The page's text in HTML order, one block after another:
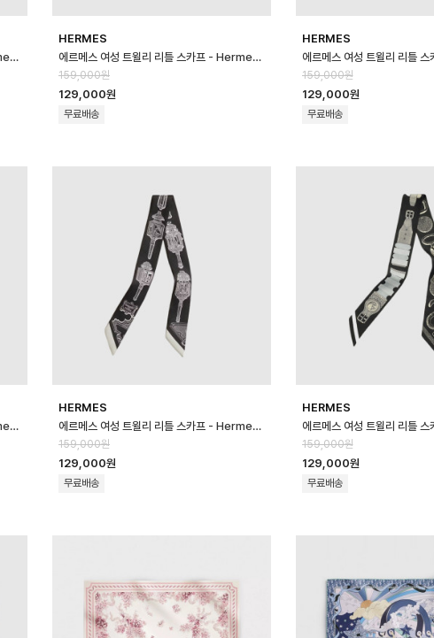
에르메스 여성 트윌리 리틀 스카프 - Hermes Womens Twilly Little S…
HERMES
에르메스 여성 트윌리 리틀 스카프 - Hermes Womens Twilly Little S…
159,000원
129,000원
무료배송
HERMES
159,000원
129,000원
무료배송
에르메스 여성 트윌리 리틀 스카프 - Hermes Womens Twilly Little S…
HERMES
에르메스 여성 트윌리 리틀 스카프 - Hermes Womens Twilly Little S…
159,000원
129,000원
무료배송
HERMES
159,000원
129,000원
무료배송